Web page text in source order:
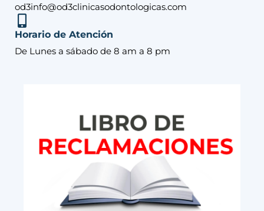
od3info@od3clinicasodontologicas.com
Horario de Atención
De Lunes a sábado de 8 am a 8 pm